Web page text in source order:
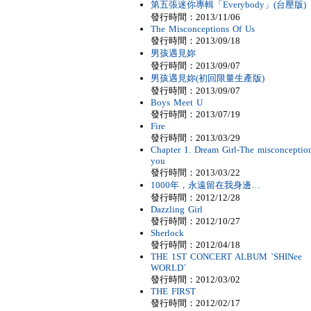
第五張迷你專輯「Everybody」(台壓版)
發行時間：2013/11/06
The Misconceptions Of Us
發行時間：2013/09/18
男孩遇見妳
發行時間：2013/09/07
男孩遇見妳(初回限量生產版)
發行時間：2013/09/07
Boys Meet U
發行時間：2013/07/19
Fire
發行時間：2013/03/29
Chapter 1. Dream Girl-The
you
發行時間：2013/03/22
1000年，永遠留在我身邊…
發行時間：2012/12/28
Dazzling Girl
發行時間：2012/10/27
Sherlock
發行時間：2012/04/18
THE 1ST CONCERT ALBUM `SHINee
WORLD`
發行時間：2012/03/02
THE FIRST
發行時間：2012/02/17